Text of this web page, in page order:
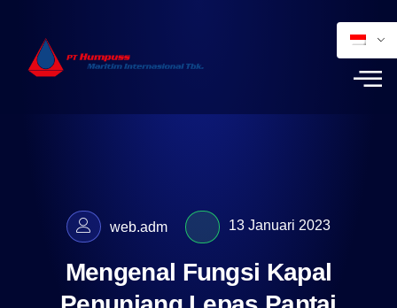
web.adm 13 Januari 2023
Mengenal Fungsi Kapal